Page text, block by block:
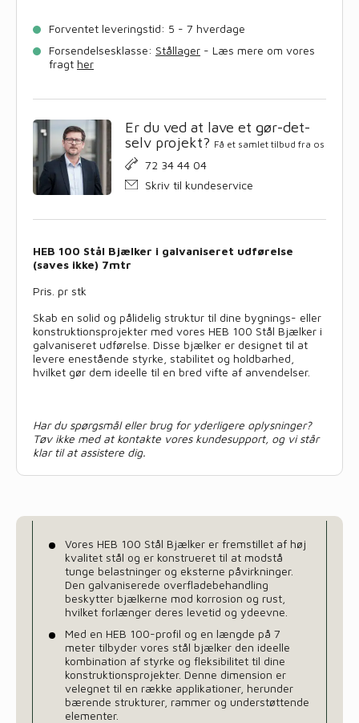
galvaniseret
(saves
ikke)
antal
Forventet leveringstid: 5 - 7 hverdage
Forsendelsesklasse: Stållager - Læs mere om vores
fragt her
Er du ved at lave et gør-det-
selv projekt? Få et samlet tilbud fra os
72 34 44 04
Skriv til kundeservice
HEB 100 Stål Bjælker i galvaniseret udførelse
(saves ikke) 7mtr
Pris. pr stk
Skab en solid og pålidelig struktur til dine bygnings- eller
konstruktionsprojekter med vores HEB 100 Stål Bjælker i
galvaniseret udførelse. Disse bjælker er designet til at
levere enestående styrke, stabilitet og holdbarhed,
hvilket gør dem ideelle til en bred vifte af anvendelser.
Har du spørgsmål eller brug for yderligere oplysninger?
Tøv ikke med at kontakte vores kundesupport, og vi står
klar til at assistere dig.
Vores HEB 100 Stål Bjælker er fremstillet af høj
kvalitet stål og er konstrueret til at modstå
tunge belastninger og eksterne påvirkninger.
Den galvaniserede overfladebehandling
beskytter bjælkerne mod korrosion og rust,
hvilket forlænger deres levetid og ydeevne.
Med en HEB 100-profil og en længde på 7
meter tilbyder vores stål bjælker den ideelle
kombination af styrke og fleksibilitet til dine
konstruktionsprojekter. Denne dimension er
velegnet til en række applikationer, herunder
bærende strukturer, rammer og understøttende
elementer.